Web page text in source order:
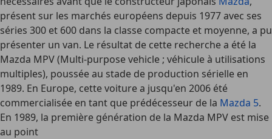
présent sur les marchés européens depuis 1977 avec ses
séries 300 et 600 dans la classe compacte et moyenne, a pu
présenter un van. Le résultat de cette recherche a été la
Mazda MPV (Multi-purpose vehicle ; véhicule à utilisations
multiples), poussée au stade de production sérielle en
1989. En Europe, cette voiture a jusqu'en 2006 été
commercialisée en tant que prédécesseur de la Mazda 5.
En 1989, la première génération de la Mazda MPV est mise
au point